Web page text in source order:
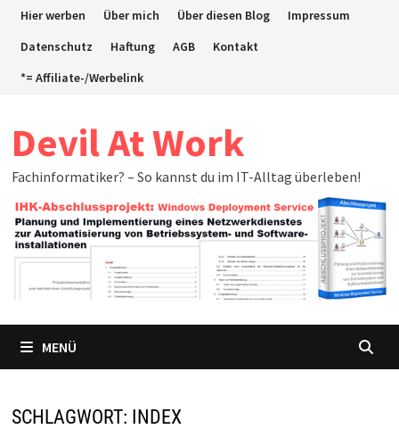
ZumHier werben Über mich Über diesen Blog
Impressum
Datenschutz
Haftung AGB
Kontakt
*= Affiliate-/Werbelink
Devil At Work
Fachinformatiker? – So kannst du im IT-Alltag überleben!
MENÜ
SCHLAGWORT: INDEX